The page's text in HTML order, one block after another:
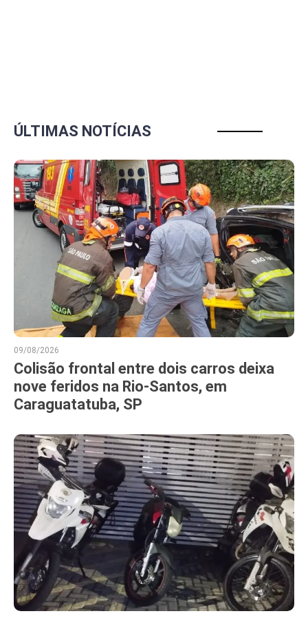
ÚLTIMAS NOTÍCIAS
09/08/2026
Colisão frontal entre dois carros deixa
nove feridos na Rio-Santos, em
Caraguatatuba, SP